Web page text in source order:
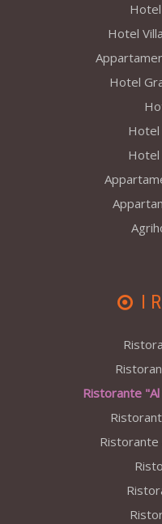
Hotel
Hotel
Hotel
Hotel
I
Ristorante "Al